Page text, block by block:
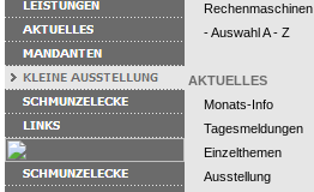
Rechenmaschinen
- Auswahl A - Z
AKTUELLES
Monats-Info
Tagesmeldungen
Einzelthemen
Ausstellung